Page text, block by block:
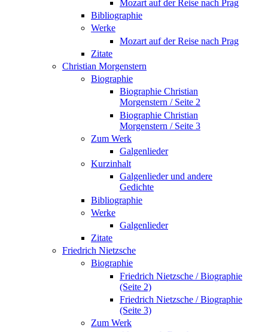
Mozart auf der Reise nach Prag
Bibliographie
Werke
Mozart auf der Reise nach Prag
Zitate
Christian Morgenstern
Biographie
Biographie Christian
Morgenstern / Seite 2
Biographie Christian
Morgenstern / Seite 3
Zum Werk
Galgenlieder
Kurzinhalt
Galgenlieder und andere
Gedichte
Bibliographie
Werke
Galgenlieder
Zitate
Friedrich Nietzsche
Biographie
Friedrich Nietzsche / Biographie
(Seite 2)
Friedrich Nietzsche / Biographie
(Seite 3)
Zum Werk